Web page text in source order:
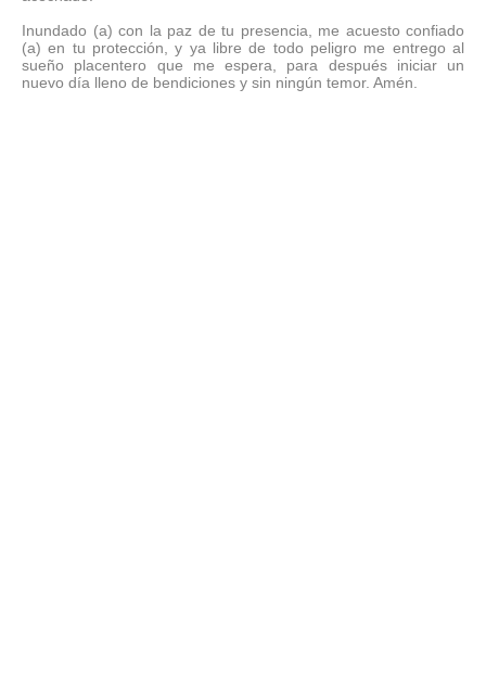
Inundado (a) con la paz de tu presencia, me acuesto confiado
(a) en tu protección, y ya libre de todo peligro me entrego al
sueño placentero que me espera, para después iniciar un
nuevo día lleno de bendiciones y sin ningún temor. Amén.